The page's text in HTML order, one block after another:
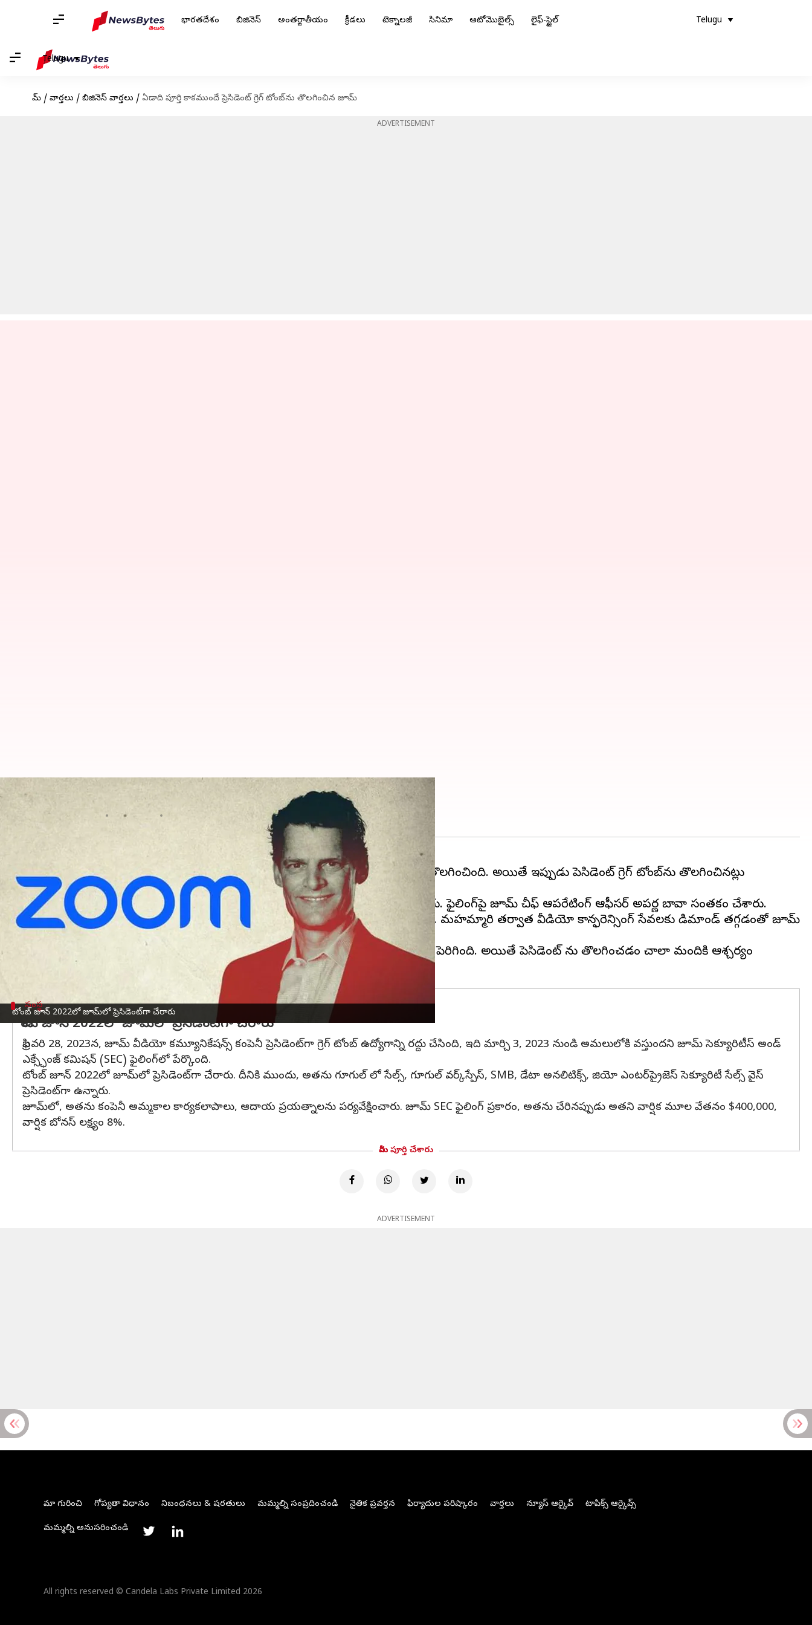
భారతదేశం బిజినెస్ అంతర్జాతీయం క్రీడలు టెక్నాలజీ సినిమా ఆటోమొబైల్స్ లైఫ్-స్టైల్ Telugu
Telugu
హోమ్ / వార్తలు / బిజినెస్ వార్తలు / ఏడాది పూర్తి కాకముందే ప్రెసిడెంట్ గ్రెగ్ టోంబ్‌ను తొలగించిన జూమ్
ADVERTISEMENT
టోంబ్ జూన్ 2022లో జూమ్‌లో ప్రెసిడెంట్‌గా చేరారు
ఏడాది పూర్తి కాకముందే ప్రెసిడెంట్ గ్రెగ్ టోంబ్‌ను తొలగించిన జూమ్
Mar 06, 2023
ప్రముఖ వీడియో కాన్ఫరెన్సింగ్ ప్లాట్‌ఫారమ్జూమ్ఒక నెల క్రితం సిబ్బందిలో 15% మందిని తొలగించింది. అయితే ఇప్పుడు ప్రెసిడెంట్ గ్రెగ్ టోంబ్‌ను తొలగించినట్లు
సమాచారం.
రెగ్యులేటరీ ఫైలింగ్ ప్రకారం, ఎటువంటి కారణం లేకుండా అతన్ని ఉద్యోగం నుండి తొలగించారు. ఫైలింగ్‌పై జూమ్ చీఫ్ ఆపరేటింగ్ ఆఫీసర్ అపర్ణ బావా సంతకం చేశారు.
ఖర్చు తగ్గించే చర్యల్లో భాగంగా కంపెనీ తన ఎగ్జిక్యూటివ్‌ల మూల వేతనాన్నికూడా తగ్గించింది. మహమ్మారి తర్వాత వీడియో కాన్ఫరెన్సింగ్ సేవలకు డిమాండ్ తగ్గడంతో జూమ్
కూడా ఉద్యోగుల తొలగింపులు ప్రారంభించింది.
మందగమనం ఉన్నప్పటికీ కంపెనీ నాల్గవ త్రైమాసిక EPS, రాబడి విశ్లేషకుల అంచనాల కన్నా పెరిగింది. అయితే ప్రెసిడెంట్ ను తొలగించడం చాలా మందికి ఆశ్చర్యం
సంస్థ
టోంబ్ జూన్ 2022లో జూమ్‌లో ప్రెసిడెంట్‌గా చేరారు
ఫిబ్రవరి 28, 2023న, జూమ్ వీడియో కమ్యూనికేషన్స్ కంపెనీ ప్రెసిడెంట్‌గా గ్రెగ్ టోంబ్ ఉద్యోగాన్ని రద్దు చేసింది, ఇది మార్చి 3, 2023 నుండి అమలులోకి వస్తుందని జూమ్ సెక్యూరిటీస్ అండ్
ఎక్స్ఛేంజ్ కమిషన్ (SEC) ఫైలింగ్‌లో పేర్కొంది.
టోంబ్ జూన్ 2022లో జూమ్‌లో ప్రెసిడెంట్‌గా చేరారు. దీనికి ముందు, అతను గూగుల్ లో సేల్స్, గూగుల్ వర్క్‌స్పేస్, SMB, డేటా అనలిటిక్స్, జియో ఎంటర్‌ప్రైజెస్ సెక్యూరిటీ సేల్స్ వైస్
ప్రెసిడెంట్‌గా ఉన్నారు.
జూమ్‌లో, అతను కంపెనీ అమ్మకాల కార్యకలాపాలు, ఆదాయ ప్రయత్నాలను పర్యవేక్షించారు. జూమ్ SEC ఫైలింగ్ ప్రకారం, అతను చేరినప్పుడు అతని వార్షిక మూల వేతనం $400,000,
వార్షిక బోనస్ లక్ష్యం 8%.
మీరు పూర్తి చేశారు
ADVERTISEMENT
మా గురించి గోప్యతా విధానం నిబంధనలు & షరతులు మమ్మల్ని సంప్రదించండి నైతిక ప్రవర్తన ఫిర్యాదుల పరిష్కారం వార్తలు న్యూస్ ఆర్కైవ్ టాపిక్స్ ఆర్కైవ్స్
మమ్మల్ని అనుసరించండి
All rights reserved © Candela Labs Private Limited 2026